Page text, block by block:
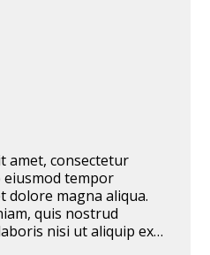
amet, consectetur
eiusmod tempor
dolore magna aliqua.
quis nostrud
nisi ut aliquip ex